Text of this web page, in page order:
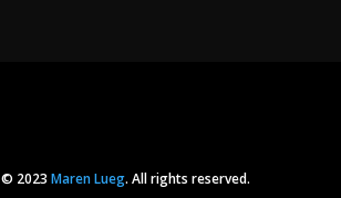
2023 Maren Lueg. All rights reserved.